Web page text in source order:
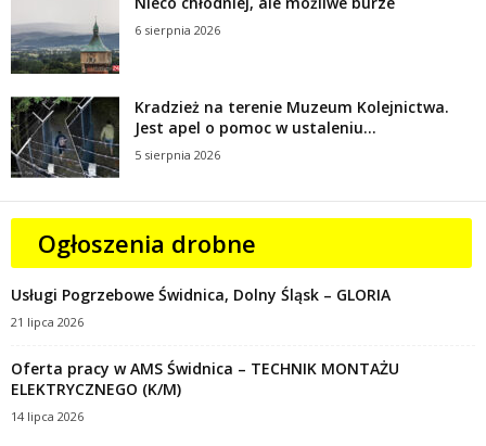
6 sierpnia 2026
Kradzież na terenie Muzeum Kolejnictwa.
Jest apel o pomoc w ustaleniu...
5 sierpnia 2026
Ogłoszenia drobne
Usługi Pogrzebowe Świdnica, Dolny Śląsk – GLORIA
21 lipca 2026
Oferta pracy w AMS Świdnica – TECHNIK MONTAŻU
ELEKTRYCZNEGO (K/M)
14 lipca 2026